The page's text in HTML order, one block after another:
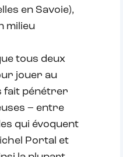
en Savoie),
milieu
tous deux
jouer au
fait pénétrer
– entre
qui évoquent
Portal et